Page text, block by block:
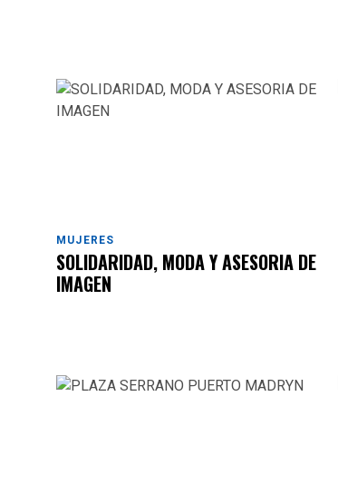
MUJERES
SOLIDARIDAD, MODA Y ASESORIA DE
IMAGEN